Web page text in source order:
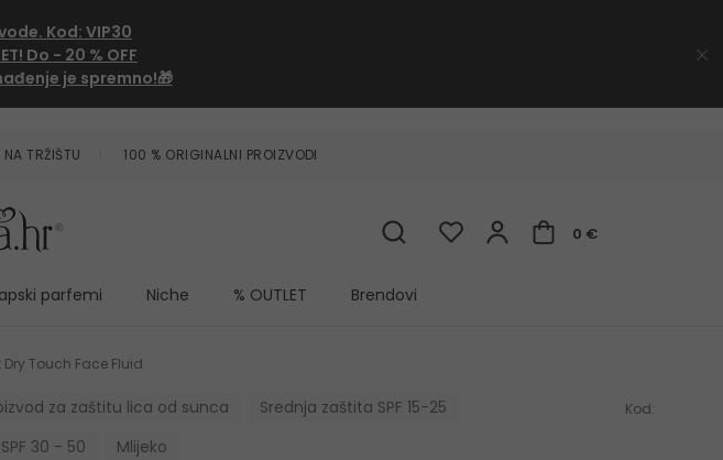
Kod:VIP30
Do - 20 % OFF
je spremno!🎁
TRŽIŠTU 100 % ORIGINALNI PROIZVODI
0 €
parfemi Niche % OUTLET Brendovi
Dry Touch Face Fluid
za zaštitu lica od sunca
Srednja zaštita SPF 15-25
30 - 50
Mlijeko
Kod: